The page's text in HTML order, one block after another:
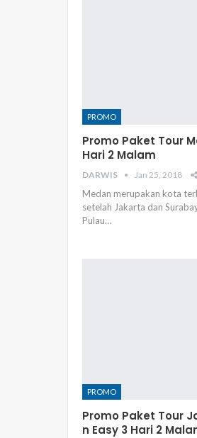
PROMO
Promo Paket Tour
Hari 2 Malam
DARWIS Jan 25, 2018
Medan merupakan kota
setelah Jakarta dan
Pulau…
PROMO
Promo Paket Tour
n Easy 3 Hari 2